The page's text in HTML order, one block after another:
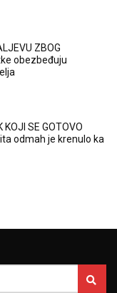
ZBOG
obezbeđuju
KOJI SE GOTOVO
odmah je krenulo ka